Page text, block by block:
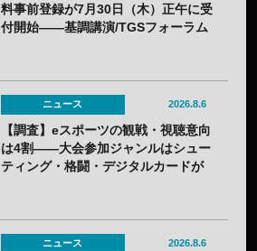
料事前登録が7月30日（木）正午に受
付開始——基調講演/TGSフォーラム
ニュース 2026.8.6
【調査】eスポーツの観戦・視聴意向
は4割——大会参加ジャンルはシュー
ティング・格闘・デジタルカードが
ニュース 2026.8.6